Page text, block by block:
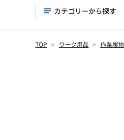
カテゴリーから探す
TOP ワーク用品 作業履物